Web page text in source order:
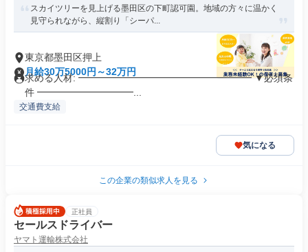
スカイツリーを見上げる墨田区の下町認可園。地域の方々に温かく
見守られながら、縦割り「シーパ...
東京都墨田区押上
月給30万5000円～32万円
求める人材: ━━━━━━━━━━━━━━━━━━ ▼必須条
件 ━━━━━━━━━━...
交通費支給
気になる
この企業の類似求人を見る
正社員
セールスドライバー
ヤマト運輸株式会社